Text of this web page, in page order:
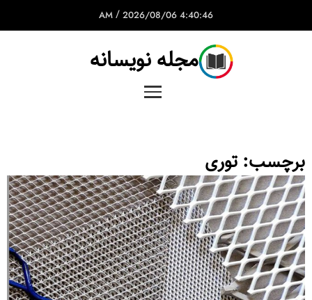
4:40:46 AM
/ 2026/08/06
مجله نویسانه
برچسب:توری